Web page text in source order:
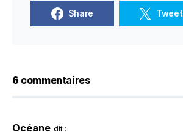
Share Tweet
6 commentaires
Océane dit :